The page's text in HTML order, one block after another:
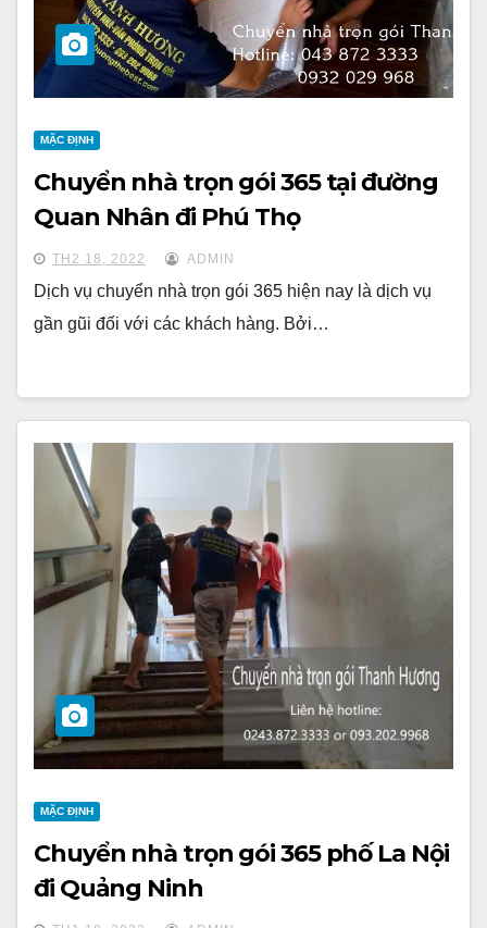
MẶC ĐỊNH
Chuyển nhà trọn gói 365 tại đường
Quan Nhân đi Phú Thọ
TH2 18, 2022 ADMIN
Dịch vụ chuyển nhà trọn gói 365 hiện nay là dịch vụ
gần gũi đối với các khách hàng. Bởi…
MẶC ĐỊNH
Chuyển nhà trọn gói 365 phố La Nội
đi Quảng Ninh